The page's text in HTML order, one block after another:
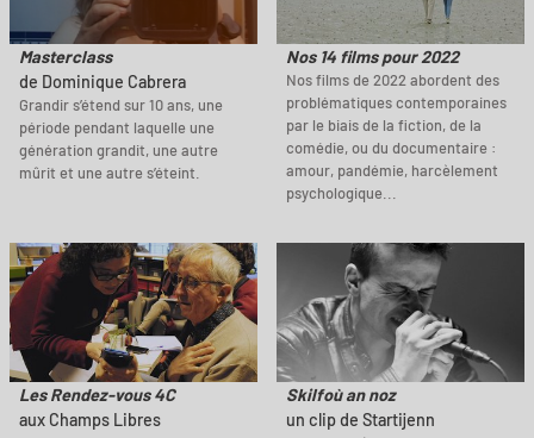
Masterclass
de Dominique Cabrera
Grandir s’étend sur 10 ans, une
période pendant laquelle une
génération grandit, une autre
mûrit et une autre s’éteint.
Nos 14 films pour 2022
Nos films de 2022 abordent des
problématiques contemporaines
par le biais de la fiction, de la
comédie, ou du documentaire :
amour, pandémie, harcèlement
psychologique...
Les Rendez-vous 4C
aux Champs Libres
Skilfoù an noz
un clip de Startijenn